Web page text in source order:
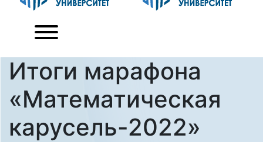
Итоги марафона
«Математическая
карусель-2022»